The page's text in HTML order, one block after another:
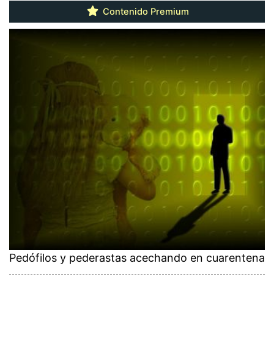
Contenido Premium
Pedófilos y pederastas acechando en cuarentena